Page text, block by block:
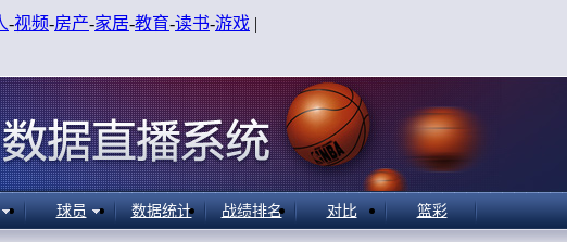
-视频-房产-家居-教育-读书-游戏 |
球员 数据统计 战绩排名 对比 篮彩